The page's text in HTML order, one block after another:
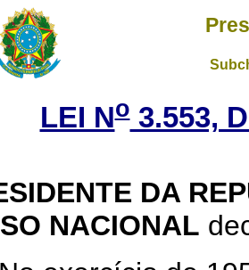
LEI No3.553,
DA
NACIONAL